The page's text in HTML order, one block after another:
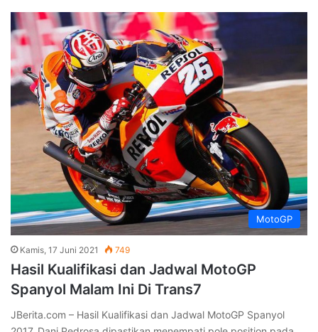
MotoGP
Kamis, 17 Juni 2021 749
Hasil Kualifikasi dan Jadwal MotoGP
Spanyol Malam Ini Di Trans7
JBerita.com – Hasil Kualifikasi dan Jadwal MotoGP Spanyol